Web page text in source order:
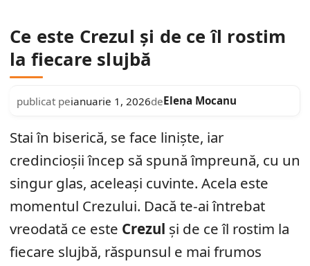
Ce este Crezul și de ce îl rostim
la fiecare slujbă
publicat peianuarie 1, 2026deElena Mocanu
Stai în biserică, se face liniște, iar
credincioșii încep să spună împreună, cu un
singur glas, aceleași cuvinte. Acela este
momentul Crezului. Dacă te-ai întrebat
vreodată ce este Crezul și de ce îl rostim la
fiecare slujbă, răspunsul e mai frumos